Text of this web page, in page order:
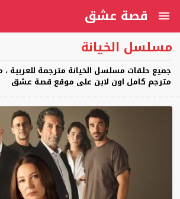
قصة عشق
مسلسل الخيانة
مترجم كامل اون لاين على موقع قصة عشق